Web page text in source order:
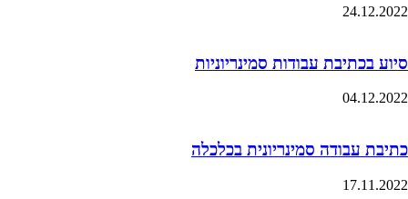
24.12.2022
סיוע בכתיבת עבודות סמינריוניות
04.12.2022
כתיבת עבודה סמינריונית בכלכלה
17.11.2022